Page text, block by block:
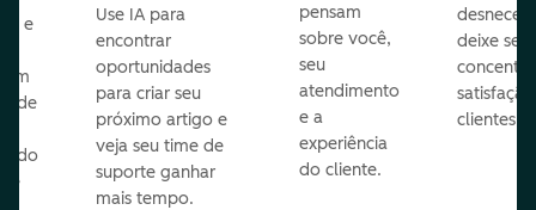
e
de
Use IA para
encontrar
oportunidades
para criar seu
próximo artigo e
veja seu time de
suporte ganhar
mais tempo.
pensam
sobre você,
seu
atendimento
e a
experiência
do cliente.
deixe seu
clientes.